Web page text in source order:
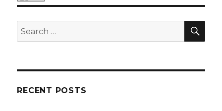
Search
for:
RECENT POSTS